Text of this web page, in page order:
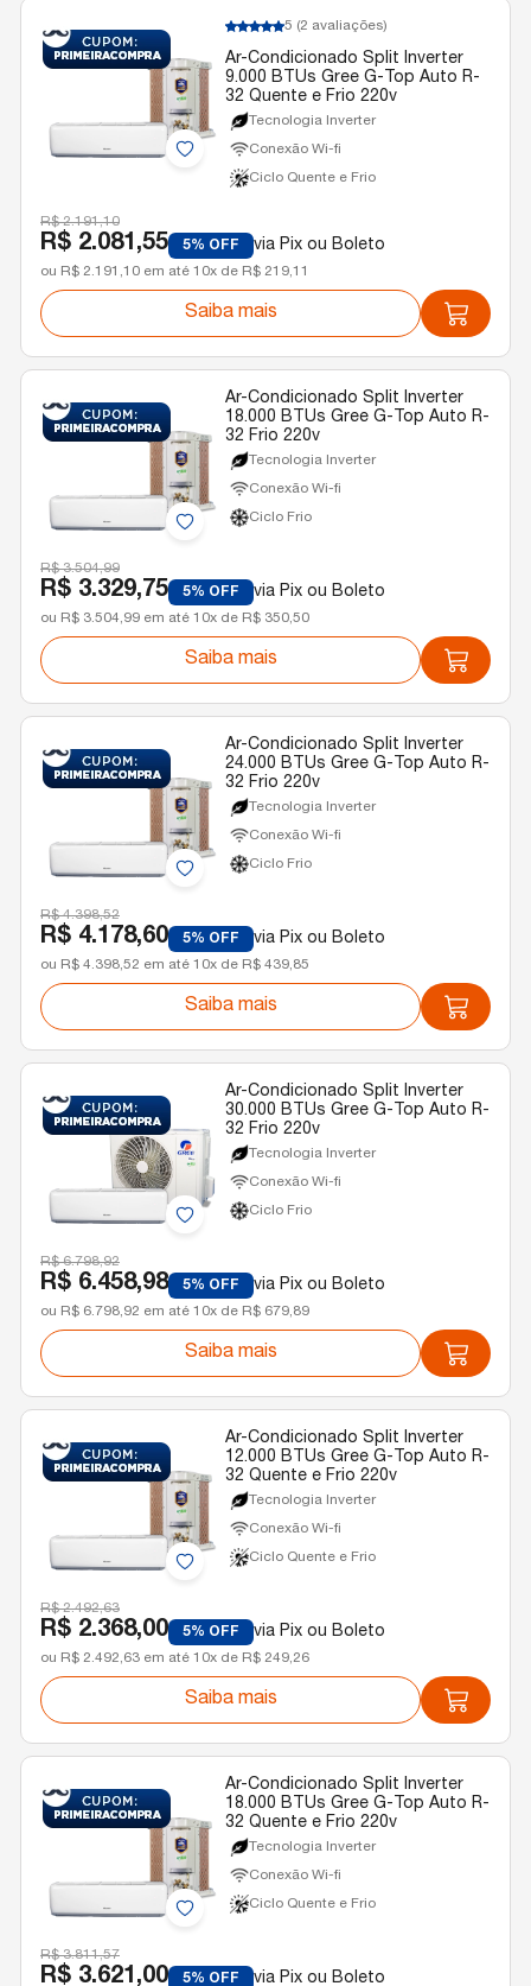
5 (2 avaliações)
Ar-Condicionado Split Inverter
9.000 BTUs Gree G-Top Auto R-
32 Quente e Frio 220v
Tecnologia Inverter
Conexão Wi-fi
Ciclo Quente e Frio
R$ 2.191,10
R$ 2.081,55 5% OFF via Pix ou Boleto
ou R$ 2.191,10 em até 10x de R$ 219,11
Saiba mais
Ar-Condicionado Split Inverter
18.000 BTUs Gree G-Top Auto R-
32 Frio 220v
Tecnologia Inverter
Conexão Wi-fi
Ciclo Frio
R$ 3.504,99
R$ 3.329,75 5% OFF via Pix ou Boleto
ou R$ 3.504,99 em até 10x de R$ 350,50
Saiba mais
Ar-Condicionado Split Inverter
24.000 BTUs Gree G-Top Auto R-
32 Frio 220v
Tecnologia Inverter
Conexão Wi-fi
Ciclo Frio
R$ 4.398,52
R$ 4.178,60 5% OFF via Pix ou Boleto
ou R$ 4.398,52 em até 10x de R$ 439,85
Saiba mais
Ar-Condicionado Split Inverter
30.000 BTUs Gree G-Top Auto R-
32 Frio 220v
Tecnologia Inverter
Conexão Wi-fi
Ciclo Frio
R$ 6.798,92
R$ 6.458,98 5% OFF via Pix ou Boleto
ou R$ 6.798,92 em até 10x de R$ 679,89
Saiba mais
Ar-Condicionado Split Inverter
12.000 BTUs Gree G-Top Auto R-
32 Quente e Frio 220v
Tecnologia Inverter
Conexão Wi-fi
Ciclo Quente e Frio
R$ 2.492,63
R$ 2.368,00 5% OFF via Pix ou Boleto
ou R$ 2.492,63 em até 10x de R$ 249,26
Saiba mais
Ar-Condicionado Split Inverter
18.000 BTUs Gree G-Top Auto R-
32 Quente e Frio 220v
Tecnologia Inverter
Conexão Wi-fi
Ciclo Quente e Frio
R$ 3.811,57
R$ 3.621,00 5% OFF via Pix ou Boleto